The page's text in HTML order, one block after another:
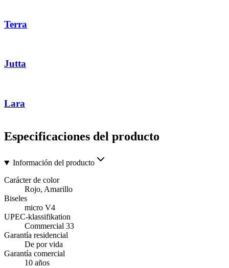
Terra
Jutta
Lara
Especificaciones del producto
Información del producto
Carácter de color
Rojo, Amarillo
Biseles
micro V4
UPEC-klassifikation
Commercial 33
Garantía residencial
De por vida
Garantía comercial
10 años